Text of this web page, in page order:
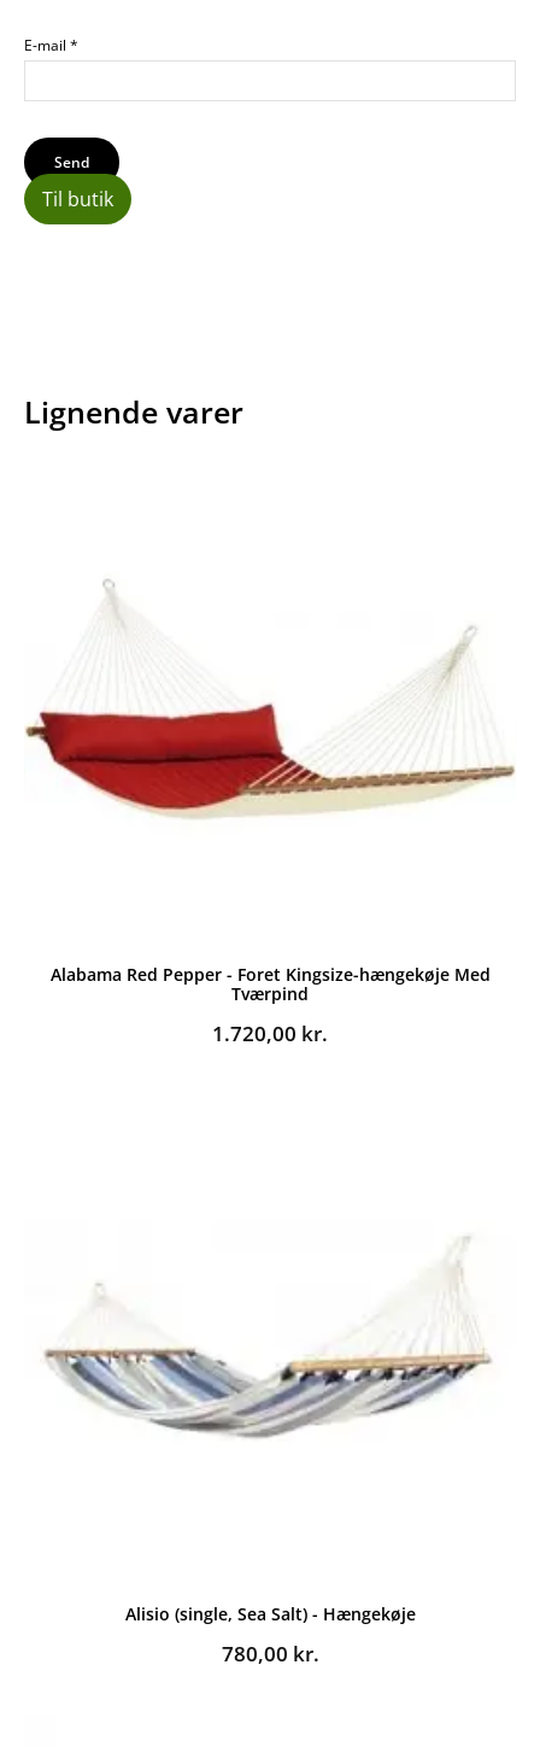
E-mail *
Til butik
Lignende varer
Alabama Red Pepper - Foret Kingsize-hængekøje Med
Tværpind
1.720,00 kr.
Alisio (single, Sea Salt) - Hængekøje
780,00 kr.